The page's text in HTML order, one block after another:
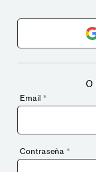
O
Email *
Contraseña *